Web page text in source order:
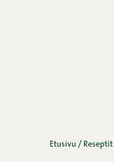
Etusivu / Reseptit